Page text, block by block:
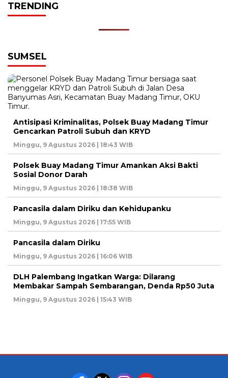
TRENDING
SUMSEL
Antisipasi Kriminalitas, Polsek Buay Madang Timur
Gencarkan Patroli Subuh dan KRYD
Minggu, 9 Agustus 2026 | 18:43 WIB
Polsek Buay Madang Timur Amankan Aksi Bakti
Sosial Donor Darah
Minggu, 9 Agustus 2026 | 18:38 WIB
Pancasila dalam Diriku dan Kehidupanku
Minggu, 9 Agustus 2026 | 17:55 WIB
Pancasila dalam Diriku
Minggu, 9 Agustus 2026 | 16:06 WIB
DLH Palembang Ingatkan Warga: Dilarang
Membakar Sampah Sembarangan, Denda Rp50 Juta
Minggu, 9 Agustus 2026 | 15:43 WIB